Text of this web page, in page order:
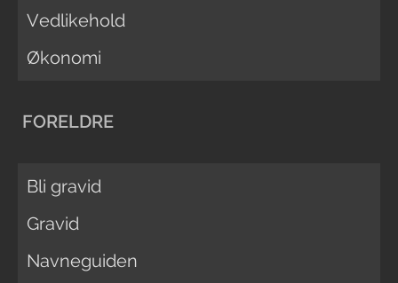
Vedlikehold
Økonomi
FORELDRE
Bli gravid
Gravid
Navneguiden